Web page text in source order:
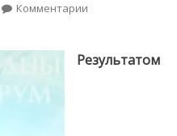
Комментарии
белорусских
Результатом